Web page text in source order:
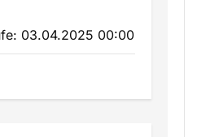
03.04.2025 00:00